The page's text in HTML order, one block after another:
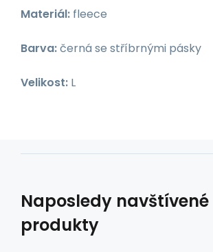
Materiál: fleece
Barva:černá se stříbrnými pásky
Velikost: L
Naposledy navštívené
produkty